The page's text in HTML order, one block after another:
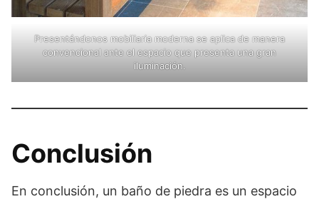
Presentándonos mobiliaria moderna se aplica de manera
convencional ante el espacio que presenta una gran
iluminación.
Conclusión
En conclusión, un baño de piedra es un espacio